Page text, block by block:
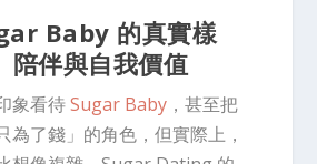
Baby 的真實樣
陪伴與自我價值
象看待Sugar Baby ，甚至把
為了錢」的角色，但實際上，